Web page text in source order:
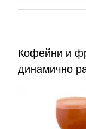
Кофейни и
динамично